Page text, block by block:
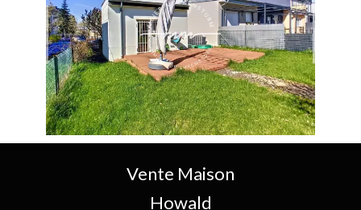
Vente Maison
Howald